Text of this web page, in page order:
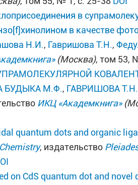
в
в качестве
Н.И., Гавришова Т.Н.,
(Москва), том 53,
БУДЫКА М.Ф., ГАВРИШОВА Т.Н.
ИКЦ «Академкнига»
quantum dots and organic
, издательство
on CdS quantum dot and